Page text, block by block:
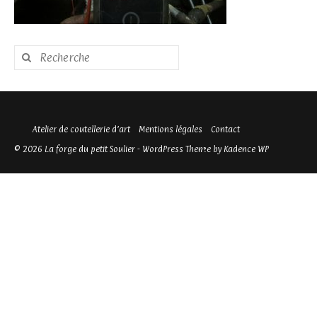
Rechercher
:
Atelier de coutellerie d’art Mentions légales
Contact
© 2026 La forge du petit Soulier - WordPress Theme by Kadence WP